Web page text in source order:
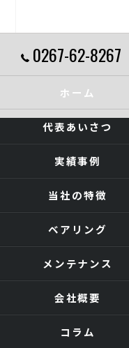
0267-62-8267
ホーム
代表あいさつ
実績事例
当社の特徴
ベアリング
メンテナンス
会社概要
コラム